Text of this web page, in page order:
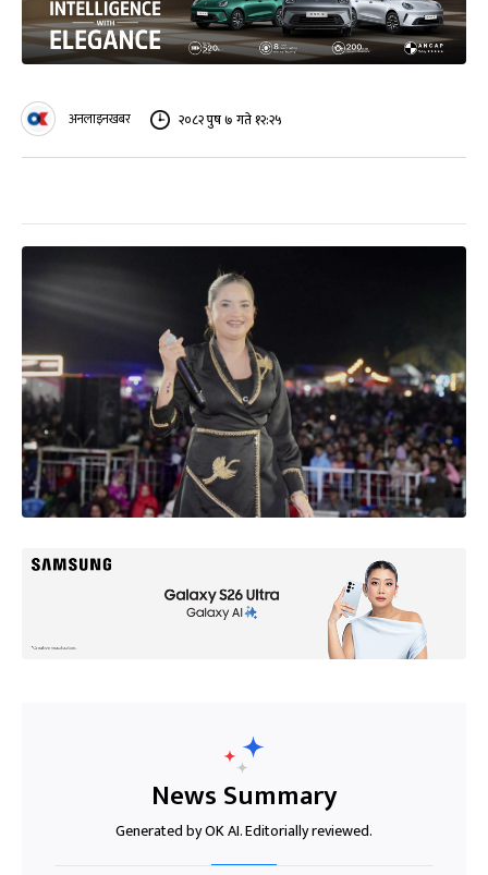
अनलाइनखबर २०८२ पुष ७ गते १२:२५
News Summary
Generated by OK AI. Editorially reviewed.